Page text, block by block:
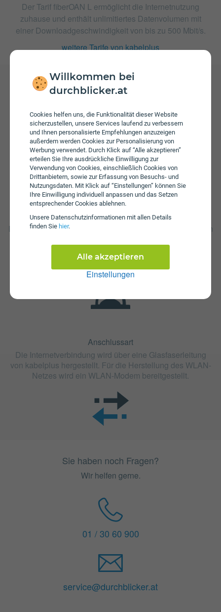
Willkommen bei
durchblicker.at
Cookies helfen uns, die Funktionalität dieser Website
sicherzustellen, unsere Services laufend zu verbessern
und Ihnen personalisierte Empfehlungen anzuzeigen
außerdem werden Cookies zur Personalisierung von
Werbung verwendet. Durch Klick auf “Alle akzeptieren”
erteilen Sie Ihre ausdrückliche Einwilligung zur
Verwendung von Cookies, einschließlich Cookies von
Drittanbietern, sowie zur Erfassung von Besuchs- und
Nutzungsdaten. Mit Klick auf “Einstellungen” können Sie
Ihre Einwilligung individuell anpassen und das Setzen
entsprechender Cookies ablehnen.
Unsere Daten­schutz­informationen mit allen Details
finden Sie hier.
Einstellungen
Alle akzeptieren
Der Tarif fiberOAN L ermöglicht die Internetnutzung
zuhause und enthält unlimitiertes Datenvolumen mit
einer Downloadgeschwindigkeit von bis zu 500 Mbit/s.
weitere Tarife von kabelplus
Gebühren
Beim Tarif fiberOAN L fallen monatliche Gebühren von €
62,90 an. Weiters fallen einmalige Gebühren von bis zu €
99,00 an.
Fristen
Der Tarif fiberOAN L ist ohne Bindung oder mit 24 Monaten
Anschlussart
Die Internetverbindung wird über eine Glasfaserleitung
von kabelplus hergestellt. Für die Herstellung des WLAN-
Netzes wird ein WLAN-Modem bereitgestellt.
Sie haben noch Fragen?
Wir helfen gerne.
01 / 30 60 900
service@durchblicker.at